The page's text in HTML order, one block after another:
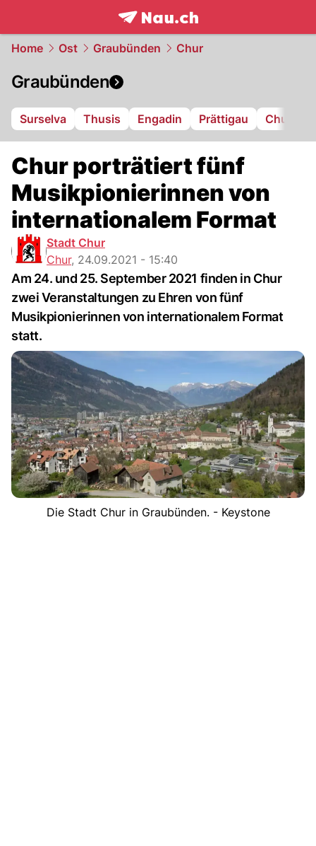
frontpage.NAU.ch
Home Ost Graubünden Chur
Graubünden
Surselva Thusis Engadin Prättigau Chur
Chur porträtiert fünf
Musikpionierinnen von
internationalem Format
Stadt Chur
Chur, 24.09.2021 - 15:40
Am 24. und 25. September 2021 finden in Chur
zwei Veranstaltungen zu Ehren von fünf
Musikpionierinnen von internationalem Format
statt.
Die Stadt Chur in Graubünden. - Keystone